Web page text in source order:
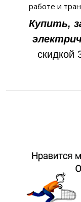
работе и
Купить,
скидкой